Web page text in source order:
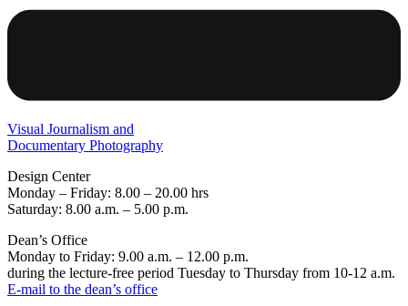
Visual Journalism and
Documentary Photography
Design Center
Monday – Friday: 8.00 – 20.00 hrs
Saturday: 8.00 a.m. – 5.00 p.m.
Dean’s Office
Monday to Friday: 9.00 a.m. – 12.00 p.m.
during the lecture-free period Tuesday to Thursday from 10-12 a.m.
E-mail to the dean’s office